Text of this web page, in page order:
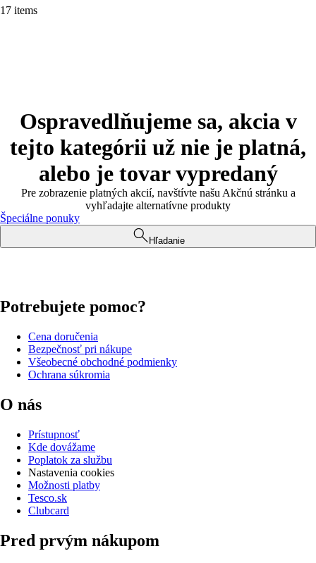
17 items
Ospravedlňujeme sa, akcia v
tejto kategórii už nie je platná,
alebo je tovar vypredaný
Pre zobrazenie platných akcií, navštívte našu Akčnú stránku a
vyhľadajte alternatívne produkty
Špeciálne ponuky
Hľadanie
Potrebujete pomoc?
Cena doručenia
Bezpečnosť pri nákupe
Všeobecné obchodné podmienky
Ochrana súkromia
O nás
Prístupnosť
Kde dovážame
Poplatok za službu
Nastavenia cookies
Možnosti platby
Tesco.sk
Clubcard
Pred prvým nákupom